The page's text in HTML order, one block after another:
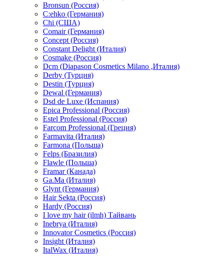
Bronsun (Россия)
C:ehko (Германия)
Chi (США)
Comair (Германия)
Concept (Россия)
Constant Delight (Италия)
Cosmake (Россия)
Dcm (Diapason Cosmetics Milano ,Италия)
Derby (Турция)
Destin (Турция)
Dewal (Германия)
Dsd de Luxe (Испания)
Epica Professional (Россия)
Estel Professional (Россия)
Farcom Professional (Греция)
Farmavita (Италия)
Farmona (Польша)
Felps (Бразилия)
Flawle (Польша)
Framar (Канада)
Ga.Ma (Италия)
Glynt (Германия)
Hair Sekta (Россия)
Hardy (Россия)
I love my hair (ilmh) Тайвань
Inebrya (Италия)
Innovator Cosmetics (Россия)
Insight (Италия)
ItalWax (Италия)